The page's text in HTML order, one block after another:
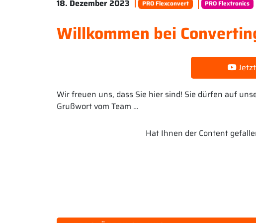
18. Dezember 2023 PRO Flexconvert PRO Flextronics
Willkommen bei
Wir freuen uns, dass Sie hier sind! Sie dürfen auf
Grußwort vom Team …
Hat Ihnen der Content